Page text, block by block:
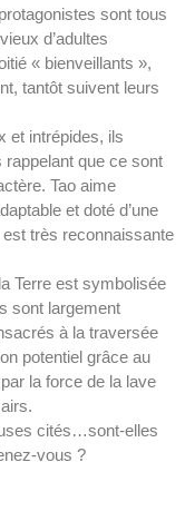
sont tous
d’adultes
« bienveillants »,
tantôt suivent leurs
et intrépides, ils
rappelant que ce sont
Tao aime
et doté d’une
très reconnaissante
Terre est symbolisée
sont largement
à la traversée
potentiel grâce au
la force de la lave
cités…sont-elles
vous ?